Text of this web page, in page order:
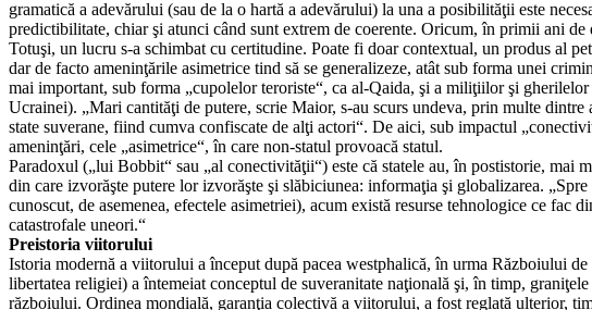
gramatică a adevărului (sau de la o hartă a adevărului) la una a posibilităţii este
predictibilitate, chiar şi atunci când sunt extrem de coerente. Oricum, în primii ani
Totuşi, un lucru s-a schimbat cu certitudine. Poate fi doar contextual, un produs al
dar de facto ameninţările asimetrice tind să se generalizeze, atât sub forma unei
mai important, sub forma „cupolelor teroriste“, ca al-Qaida, şi a miliţiilor şi gherilelor
Ucrainei). „Mari cantităţi de putere, scrie Maior, s-au scurs undeva, prin multe
state suverane, fiind cumva confiscate de alţi actori“. De aici, sub impactul
ameninţări, cele „asimetrice“, în care non-statul provoacă statul.
Paradoxul („lui Bobbit“ sau „al conectivităţii“) este că statele au, în postistorie, mai
din care izvorăşte putere lor izvorăşte şi slăbiciunea: informaţia şi globalizarea.
cunoscut, de asemenea, efectele asimetriei), acum există resurse tehnologice ce fac
catastrofale uneori.“
Preistoria viitorului
Istoria modernă a viitorului a început după pacea westphalică, în urma Războiului
libertatea religiei) a întemeiat conceptul de suveranitate naţională şi, în timp,
războiului. Ordinea mondială, garanţia colectivă a viitorului, a fost reglată ulterior,